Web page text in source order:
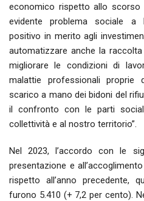
economico rispetto allo
evidente problema sociale a
positivo in merito agli
automatizzare anche la
migliorare le condizioni di
malattie professionali
scarico a mano dei bidoni del
il confronto con le parti
collettività e al nostro territorio”.
Nel 2023, l’accordo con le
presentazione e
rispetto all’anno precedente,
furono 5.410 (+ 7,2 per cento).